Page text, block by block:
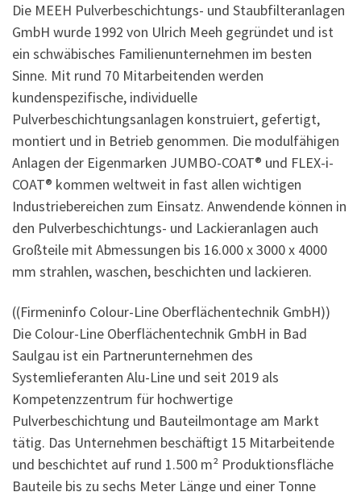
Die MEEH Pulverbeschichtungs- und Staubfilteranlagen
GmbH wurde 1992 von Ulrich Meeh gegründet und ist
ein schwäbisches Familienunternehmen im besten
Sinne. Mit rund 70 Mitarbeitenden werden
kundenspezifische, individuelle
Pulverbeschichtungsanlagen konstruiert, gefertigt,
montiert und in Betrieb genommen. Die modulfähigen
Anlagen der Eigenmarken JUMBO-COAT® und FLEX-i-
COAT® kommen weltweit in fast allen wichtigen
Industriebereichen zum Einsatz. Anwendende können in
den Pulverbeschichtungs- und Lackieranlagen auch
Großteile mit Abmessungen bis 16.000 x 3000 x 4000
mm strahlen, waschen, beschichten und lackieren.
((Firmeninfo Colour-Line Oberflächentechnik GmbH))
Die Colour-Line Oberflächentechnik GmbH in Bad
Saulgau ist ein Partnerunternehmen des
Systemlieferanten Alu-Line und seit 2019 als
Kompetenzzentrum für hochwertige
Pulverbeschichtung und Bauteilmontage am Markt
tätig. Das Unternehmen beschäftigt 15 Mitarbeitende
und beschichtet auf rund 1.500 m² Produktionsfläche
Bauteile bis zu sechs Meter Länge und einer Tonne